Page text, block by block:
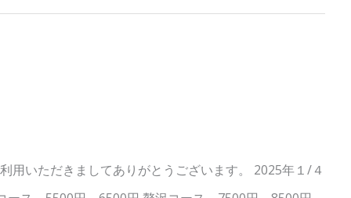
用いただきましてありがとうございます。 2025年１/４